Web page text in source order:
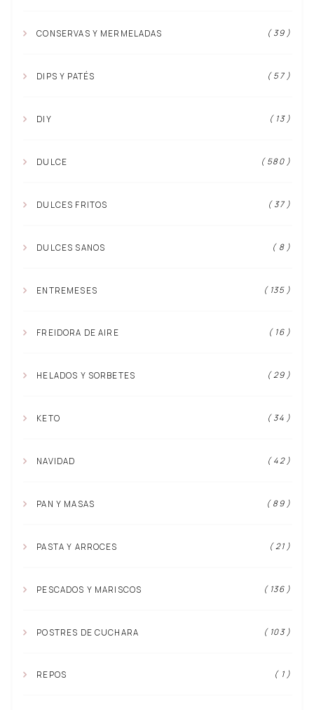
CONSERVAS Y MERMELADAS ( 39 )
DIPS Y PATÉS ( 57 )
DIY ( 13 )
DULCE ( 580 )
DULCES FRITOS ( 37 )
DULCES SANOS ( 8 )
ENTREMESES ( 135 )
FREIDORA DE AIRE ( 16 )
HELADOS Y SORBETES ( 29 )
KETO ( 34 )
NAVIDAD ( 42 )
PAN Y MASAS ( 89 )
PASTA Y ARROCES ( 21 )
PESCADOS Y MARISCOS ( 136 )
POSTRES DE CUCHARA ( 103 )
REPOS ( 1 )